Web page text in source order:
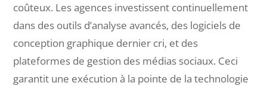
coûteux. Les agences investissent continuellement
dans des outils d’analyse avancés, des logiciels de
conception graphique dernier cri, et des
plateformes de gestion des médias sociaux. Ceci
garantit une exécution à la pointe de la technologie